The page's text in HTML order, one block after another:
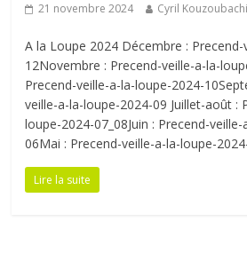
21 novembre 2024 Cyril
A la Loupe 2024 Décembre :
12Novembre : Precend-veille-a-la-
Precend-veille-a-la-loupe-2024-
veille-a-la-loupe-2024-09 Juillet-août :
loupe-2024-07_08Juin : Precend-
06Mai : Precend-veille-a-la-loupe-
Lire la suite